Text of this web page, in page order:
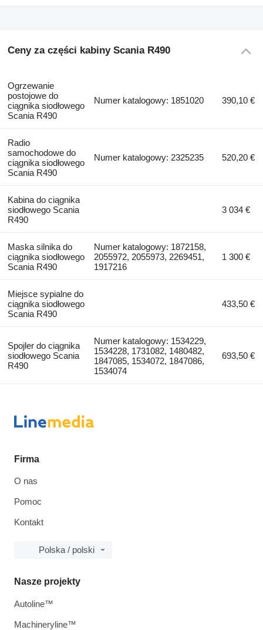
Ceny za części kabiny Scania R490
Ogrzewanie
postojowe do
ciągnika siodłowego
Scania R490
Numer katalogowy: 1851020 390,10 €
Radio
samochodowe do
ciągnika siodłowego
Scania R490
Numer katalogowy: 2325235 520,20 €
Kabina do ciągnika
siodłowego Scania
R490
3 034 €
Maska silnika do
ciągnika siodłowego
Scania R490
Numer katalogowy: 1872158,
2055972, 2055973, 2269451,
1917216
1 300 €
Miejsce sypialne do
ciągnika siodłowego
Scania R490
433,50 €
Spojler do ciągnika
siodłowego Scania
R490
Numer katalogowy: 1534229,
1534228, 1731082, 1480482,
1847085, 1534072, 1847086,
1534074
693,50 €
Firma
O nas
Pomoc
Kontakt
Polska / polski
Nasze projekty
Autoline™
Machineryline™